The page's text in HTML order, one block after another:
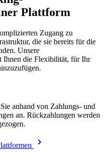
Plattform
Zugang zu
die sie bereits für die
Unsere
Ihnen die Flexibilität, für Ihr
anhand von Zahlungs- und
an. Rückzahlungen werden